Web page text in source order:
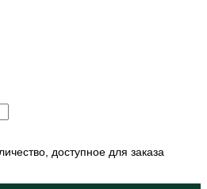
доступное для заказа